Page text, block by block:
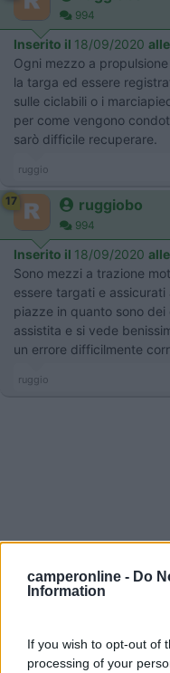
camperonline - Do
Information
If you wish to opt-out of
processing of your
994
Inserito il 18/09/2020
Ogni mezzo a
la targa ed essere
sulle ciclabili o i
per come vengono
sarò difficile recuperare.
ruggio
17 ruggiobo
994
Inserito il 18/09/2020
Sono mezzi a trazione
essere targati e
piazze in quanto sono
assistita e si vede
un errore difficilmente
ruggio
14668